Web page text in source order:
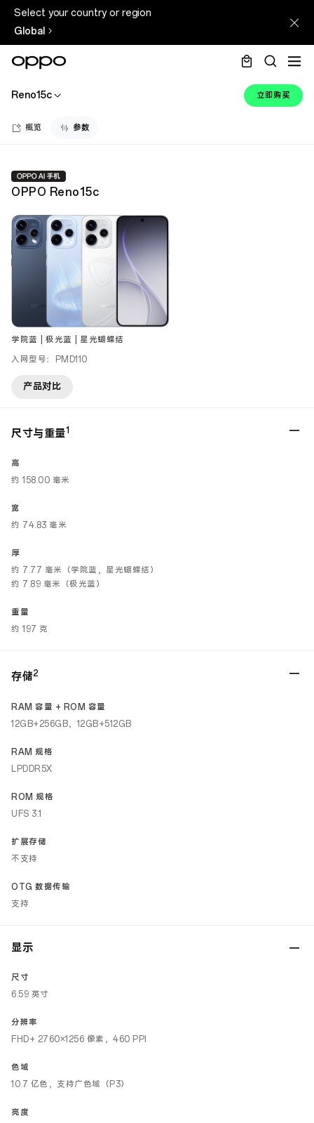
Select your country or region
Global
Reno15c 立即购买
概览 参数
OPPO Reno15c
学院蓝 | 极光蓝 | 星光蝴蝶结
入网型号：PMD110
产品对比
尺寸与重量1
高
约 158.00 毫米
宽
约 74.83 毫米
厚
约 7.77 毫米（学院蓝，星光蝴蝶结）
约 7.89 毫米（极光蓝）
重量
约 197 克
存储2
RAM 容量 + ROM 容量
12GB+256GB，12GB+512GB
RAM 规格
LPDDR5X
ROM 规格
UFS 3.1
扩展存储
不支持
OTG 数据传输
支持
显示
尺寸
6.59 英寸
分辨率
FHD+ 2760×1256 像素，460 PPI
色域
10.7 亿色，支持广色域（P3）
亮度